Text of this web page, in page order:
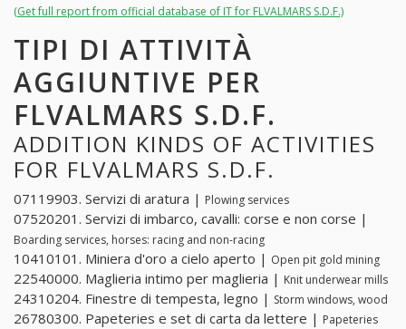
(Get full report from official database of IT for FLVALMARS S.D.F.)
TIPI DI ATTIVITÀ
AGGIUNTIVE PER
FLVALMARS S.D.F.
ADDITION KINDS OF ACTIVITIES
FOR FLVALMARS S.D.F.
07119903. Servizi di aratura | Plowing services
07520201. Servizi di imbarco, cavalli: corse e non corse |
Boarding services, horses: racing and non-racing
10410101. Miniera d'oro a cielo aperto | Open pit gold mining
22540000. Maglieria intimo per maglieria | Knit underwear mills
24310204. Finestre di tempesta, legno | Storm windows, wood
26780300. Papeteries e set di carta da lettere | Papeteries